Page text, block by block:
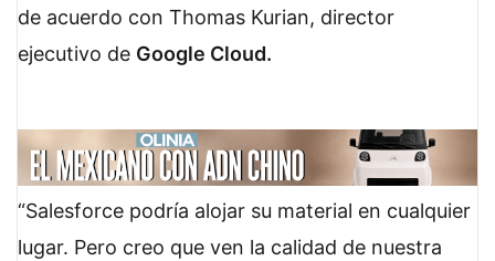
de acuerdo con Thomas Kurian, director
ejecutivo de Google Cloud.
Salesforce podría alojar su material en cualquier
lugar. Pero creo que ven la calidad de nuestra